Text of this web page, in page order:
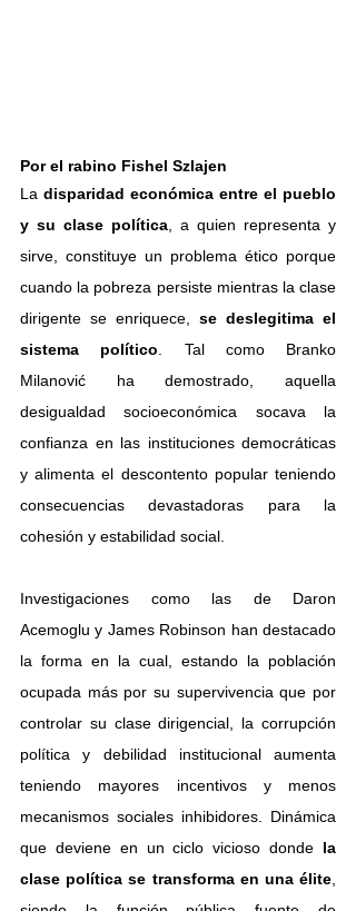
Por el rabino Fishel Szlajen
La disparidad económica entre el pueblo
y su clase política , a quien representa y
sirve, constituye un problema ético porque
cuando la pobreza persiste mientras la clase
dirigente se enriquece,
se deslegitima el
sistema político . Tal como Branko
Milanović ha demostrado, aquella
desigualdad socioeconómica socava la
confianza en las instituciones democráticas
y alimenta el descontento popular teniendo
consecuencias devastadoras para la
cohesión y estabilidad social.
Investigaciones como las de Daron
Acemoglu y James Robinson han destacado
la forma en la cual, estando la población
ocupada más por su supervivencia que por
controlar su clase dirigencial, la corrupción
política y debilidad institucional aumenta
teniendo mayores incentivos y menos
mecanismos sociales inhibidores. Dinámica
que deviene en un ciclo vicioso donde la
clase política se transforma en una élite